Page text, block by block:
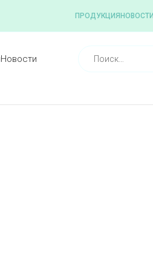
ПРОДУКЦИЯ НОВОСТИ
Новости